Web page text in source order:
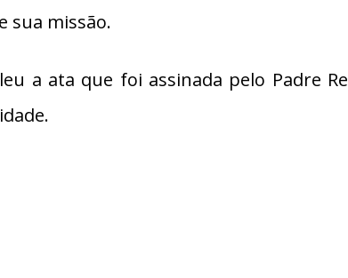
sua missão.
a ata que foi assinada pelo Padre